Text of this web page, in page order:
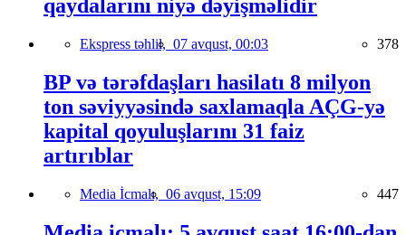
qaydalarını niyə dəyişməlidir
Ekspress təhlil, 07 avqust, 00:03 378
BP və tərəfdaşları hasilatı 8 milyon
ton səviyyəsində saxlamaqla AÇG-yə
kapital qoyuluşlarını 31 faiz
artırıblar
Media İcmalı, 06 avqust, 15:09 447